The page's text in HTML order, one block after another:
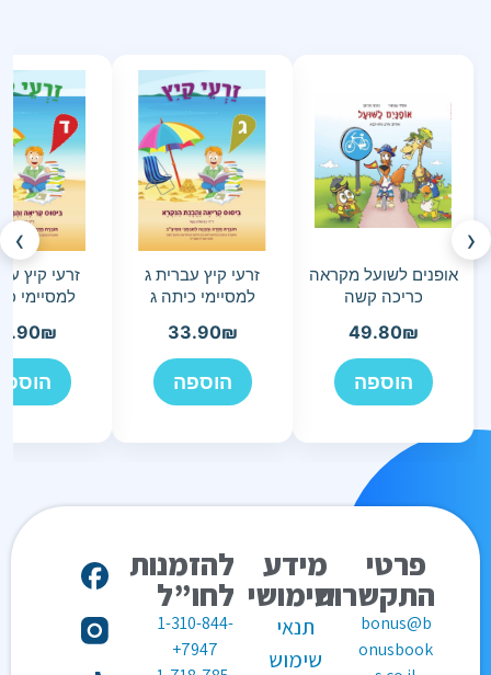
‹
אופנים לשועל מקראה
כריכה קשה
49.80₪
הוספה
זרעי קיץ עברית ג
למסיימי כיתה ג
33.90₪
הוספה
זרעי קיץ
למסיימי
₪
›
פרטי
התקשרות
bonus@b
onusbook
מידע
שימושי
תנאי
שימוש
להזמנות
לחו”ל
1-310-844-
7947+